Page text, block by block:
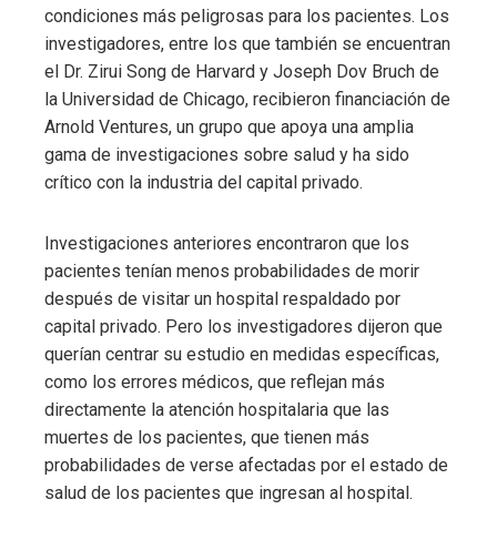
condiciones más peligrosas para los pacientes. Los
investigadores, entre los que también se encuentran
el Dr. Zirui Song de Harvard y Joseph Dov Bruch de
la Universidad de Chicago, recibieron financiación de
Arnold Ventures, un grupo que apoya una amplia
gama de investigaciones sobre salud y ha sido
crítico con la industria del capital privado.
Investigaciones anteriores encontraron que los
pacientes tenían menos probabilidades de morir
después de visitar un hospital respaldado por
capital privado. Pero los investigadores dijeron que
querían centrar su estudio en medidas específicas,
como los errores médicos, que reflejan más
directamente la atención hospitalaria que las
muertes de los pacientes, que tienen más
probabilidades de verse afectadas por el estado de
salud de los pacientes que ingresan al hospital.